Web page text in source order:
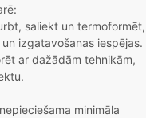
saliekt un termoformēt,
izgatavošanas iespējas.
ar dažādām tehnikām,
minimāla